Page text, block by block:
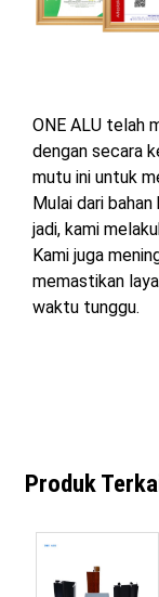
ONE ALU telah
dengan secara
mutu ini untuk
Mulai dari
jadi, kami
Kami juga
memastikan
waktu tunggu.
Produk